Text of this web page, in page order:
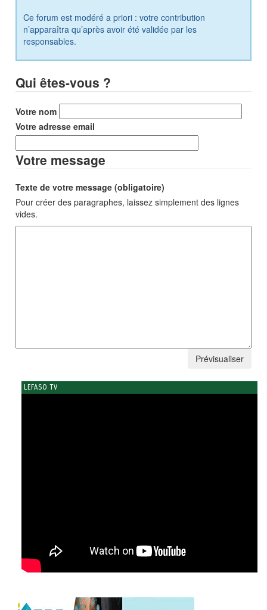
Ce forum est modéré a priori : votre contribution
n’apparaîtra qu’après avoir été validée par les
responsables.
Qui êtes-vous ?
Votre nom
Votre adresse email
Votre message
Texte de votre message (obligatoire)
Pour créer des paragraphes, laissez simplement des lignes
vides.
LEFASO TV